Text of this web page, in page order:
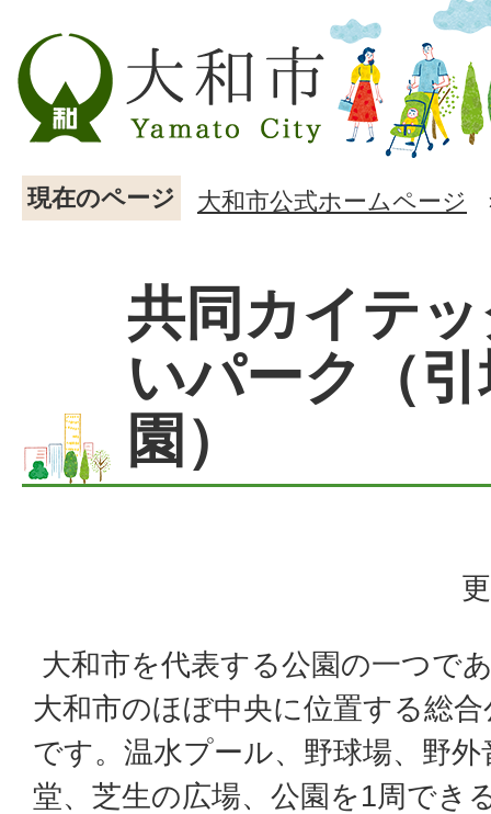
現在のページ 大和市公式ホームページ
共同カイテ
いパーク（
園）
大和市を代表する公園の一つで
大和市のほぼ中央に位置する総合
です。温水プール、野球場、野外
堂、芝生の広場、公園を1周でき